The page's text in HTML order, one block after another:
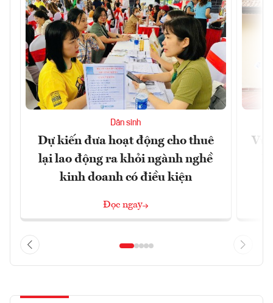
Dân sinh
Dự kiến đưa hoạt động cho thuê
lại lao động ra khỏi ngành nghề
kinh doanh có điều kiện
Đọc ngay